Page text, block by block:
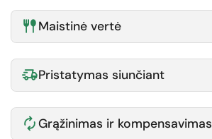
Maistinė vertė
Pristatymas siunčiant
Grąžinimas ir kompensavimas